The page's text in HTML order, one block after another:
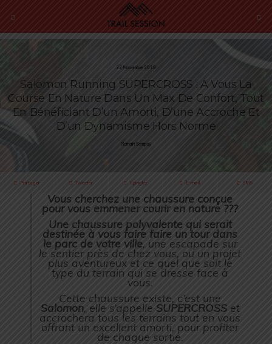
22 Novembre 2019
Salomon Running SUPERCROSS : A Vous La
Course En Nature Dans Un Max De Confort, Tout
En Bénéficiant D’un Amorti, D’une Accroche Et
D’un Dynamisme Hors Norme
Romain Sempey
Partager Tweeter Épingler E-mail SMS
Vous cherchez une chaussure conçue
pour vous emmener courir en nature ???
Une chaussure polyvalente qui serait
destinée à vous faire faire un tour dans
le parc de votre ville, une escapade sur
le sentier près de chez vous, ou un projet
plus aventureux et ce quel que soit le
type du terrain qui se dresse face à
vous.
Cette chaussure existe, c’est une
Salomon, elle s’appelle SUPERCROSSet
accrochera tous les terrains tout en vous
offrant un excellent amorti, pour profiter
de chaque sortie.